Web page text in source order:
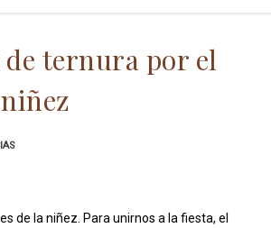
de ternura por el
de la niñez. Para unirnos a la fiesta, el